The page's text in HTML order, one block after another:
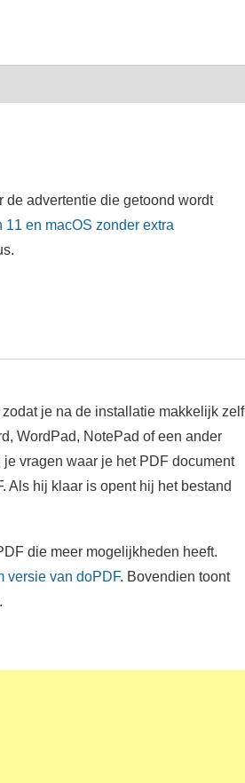
de advertentie die getoond wordt
en macOS zonder extra
je na de installatie makkelijk zelf
WordPad, NotePad of een ander
vragen waar je het PDF document
Als hij klaar is opent hij het bestand
die meer mogelijkheden heeft.
versie van doPDF. Bovendien toont